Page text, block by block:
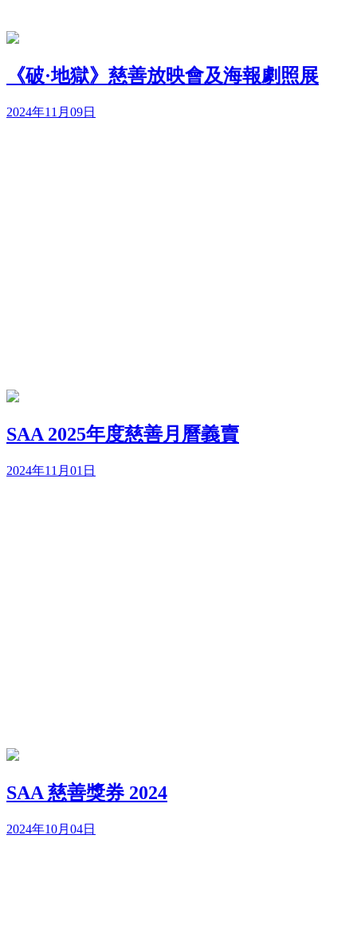
《破·地獄》慈善放映會及海報劇照展
2024年11月09日
SAA 2025年度慈善月曆義賣
2024年11月01日
SAA 慈善獎券 2024
2024年10月04日